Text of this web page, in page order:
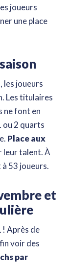
joueurs
une place
les joueurs
Les titulaires
ne font en
ou 2 quarts
Place aux
leur talent. À
à 53 joueurs.
et
! Après de
voir des
par